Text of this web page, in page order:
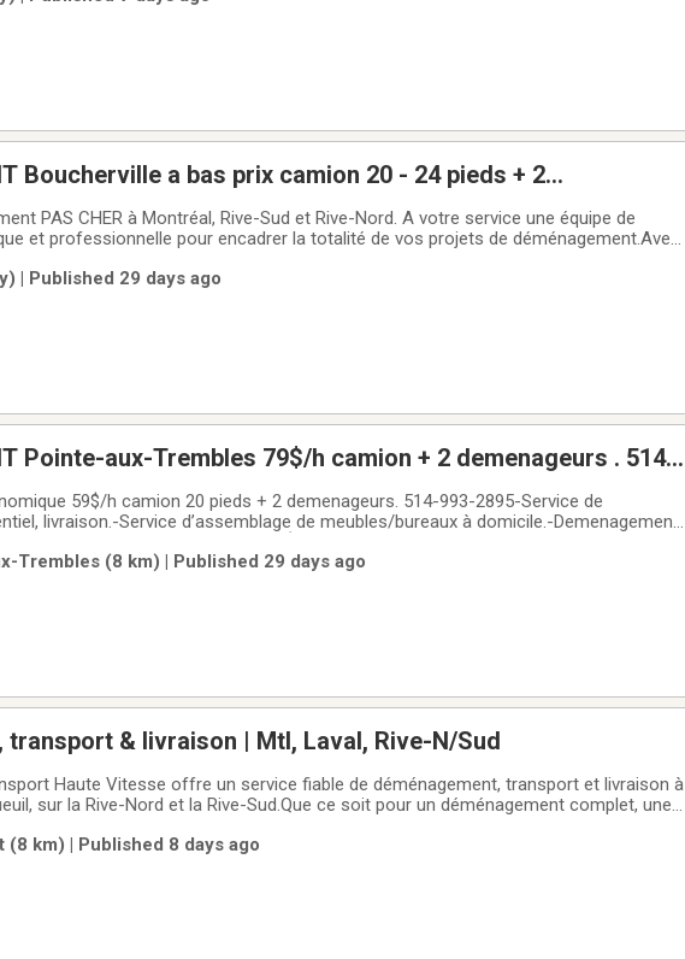
Boucherville a bas prix camion 20 - 24 pieds + 2
PAS CHER à Montréal, Rive-Sud et Rive-Nord. A votre service une équipe de
et professionnelle pour encadrer la totalité de vos projets de déménagement.Avec
Demenagement
| Published 29 days ago
79$/h camion + 2 demenageurs . 514-
59$/h camion 20 pieds + 2 demenageurs. 514-993-2895-Service de
livraison.-Service d’assemblage de meubles/bureaux à domicile.-Demenagement
couvertures, sac pour matelas, boite
Trembles (8 km) | Published 29 days ago
transport & livraison | Mtl, Laval, Rive-N/Sud
Haute Vitesse offre un service fiable de déménagement, transport et livraison à
sur la Rive-Nord et la Rive-Sud.Que ce soit pour un déménagement complet, une
(8 km) | Published 8 days ago